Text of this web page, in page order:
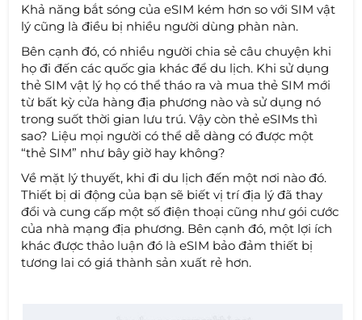
Khả năng bắt sóng của eSIM kém hơn so với SIM vật
lý cũng là điều bị nhiều người dùng phàn nàn.
Bên cạnh đó, có nhiều người chia sẻ câu chuyện khi
họ đi đến các quốc gia khác để du lịch. Khi sử dụng
thẻ SIM vật lý họ có thể tháo ra và mua thẻ SIM mới
từ bất kỳ cửa hàng địa phương nào và sử dụng nó
trong suốt thời gian lưu trú. Vậy còn thẻ eSIMs thì
sao? Liệu mọi người có thể dễ dàng có được một
“thẻ SIM” như bây giờ hay không?
Về mặt lý thuyết, khi đi du lịch đến một nơi nào đó.
Thiết bị di động của bạn sẽ biết vị trí địa lý đã thay
đổi và cung cấp một số điện thoại cũng như gói cước
của nhà mạng địa phương. Bên cạnh đó, một lợi ích
khác được thảo luận đó là eSIM bảo đảm thiết bị
tương lai có giá thành sản xuất rẻ hơn.